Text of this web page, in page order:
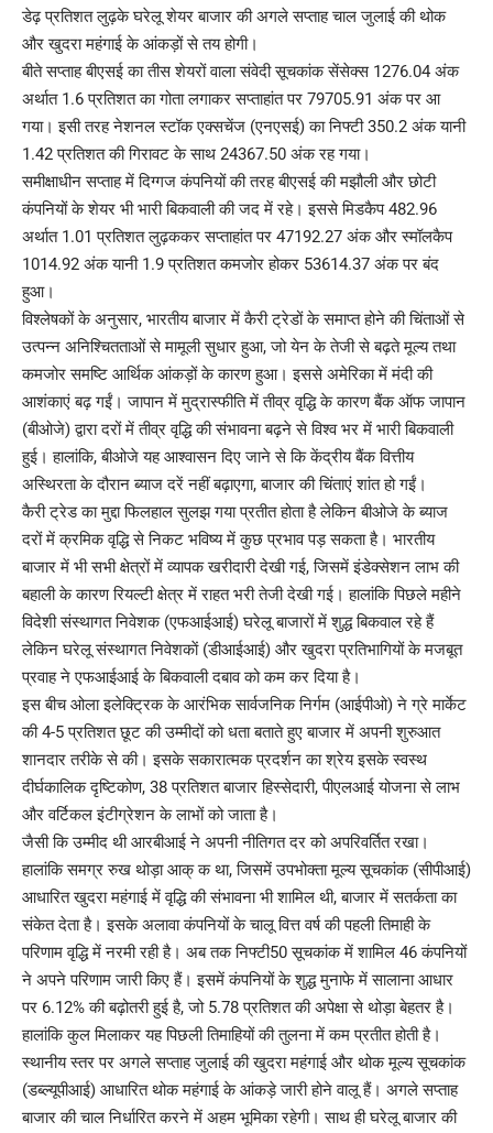
डेढ़ प्रतिशत लुढ़के घरेलू शेयर बाजार की अगले सप्ताह चाल जुलाई की थोक
और खुदरा महंगाई के आंकड़ों से तय होगी।
बीते सप्ताह बीएसई का तीस शेयरों वाला संवेदी सूचकांक सेंसेक्स 1276.04 अंक
अर्थात 1.6 प्रतिशत का गोता लगाकर सप्ताहांत पर 79705.91 अंक पर आ
गया। इसी तरह नेशनल स्टॉक एक्सचेंज (एनएसई) का निफ्टी 350.2 अंक यानी
1.42 प्रतिशत की गिरावट के साथ 24367.50 अंक रह गया।
समीक्षाधीन सप्ताह में दिग्गज कंपनियों की तरह बीएसई की मझौली और छोटी
कंपनियों के शेयर भी भारी बिकवाली की जद में रहे। इससे मिडकैप 482.96
अर्थात 1.01 प्रतिशत लुढ़ककर सप्ताहांत पर 47192.27 अंक और स्मॉलकैप
1014.92 अंक यानी 1.9 प्रतिशत कमजोर होकर 53614.37 अंक पर बंद
हुआ।
विश्लेषकों के अनुसार, भारतीय बाजार में कैरी ट्रेडों के समाप्त होने की चिंताओं से
उत्पन्न अनिश्चितताओं से मामूली सुधार हुआ, जो येन के तेजी से बढ़ते मूल्य तथा
कमजोर समष्टि आर्थिक आंकड़ों के कारण हुआ। इससे अमेरिका में मंदी की
आशंकाएं बढ़ गईं। जापान में मुद्रास्फीति में तीव्र वृद्धि के कारण बैंक ऑफ जापान
(बीओजे) द्वारा दरों में तीव्र वृद्धि की संभावना बढ़ने से विश्व भर में भारी बिकवाली
हुई। हालांकि, बीओजे यह आश्वासन दिए जाने से कि केंद्रीय बैंक वित्तीय
अस्थिरता के दौरान ब्याज दरें नहीं बढ़ाएगा, बाजार की चिंताएं शांत हो गईं।
कैरी ट्रेड का मुद्दा फिलहाल सुलझ गया प्रतीत होता है लेकिन बीओजे के ब्याज
दरों में क्रमिक वृद्धि से निकट भविष्य में कुछ प्रभाव पड़ सकता है। भारतीय
बाजार में भी सभी क्षेत्रों में व्यापक खरीदारी देखी गई, जिसमें इंडेक्सेशन लाभ की
बहाली के कारण रियल्टी क्षेत्र में राहत भरी तेजी देखी गई। हालांकि पिछले महीने
विदेशी संस्थागत निवेशक (एफआईआई) घरेलू बाजारों में शुद्ध बिकवाल रहे हैं
लेकिन घरेलू संस्थागत निवेशकाें (डीआईआई) और खुदरा प्रतिभागियों के मजबूत
प्रवाह ने एफआईआई के बिकवाली दबाव को कम कर दिया है।
इस बीच ओला इलेक्ट्रिक के आरंभिक सार्वजनिक निर्गम (आईपीओ) ने ग्रे मार्केट
की 4-5 प्रतिशत छूट की उम्मीदों को धता बताते हुए बाजार में अपनी शुरुआत
शानदार तरीके से की। इसके सकारात्मक प्रदर्शन का श्रेय इसके स्वस्थ
दीर्घकालिक दृष्टिकोण, 38 प्रतिशत बाजार हिस्सेदारी, पीएलआई योजना से लाभ
और वर्टिकल इंटीग्रेशन के लाभों को जाता है।
जैसी कि उम्मीद थी आरबीआई ने अपनी नीतिगत दर को अपरिवर्तित रखा।
हालांकि समग्र रुख थोड़ा आक् क था, जिसमें उपभोक्ता मूल्य सूचकांक (सीपीआई)
आधारित खुदरा महंगाई में वृद्धि की संभावना भी शामिल थी, बाजार में सतर्कता का
संकेत देता है। इसके अलावा कंपनियों के चालू वित्त वर्ष की पहली तिमाही के
परिणाम वृद्धि में नरमी रही है। अब तक निफ्टी50 सूचकांक में शामिल 46 कंपनियों
ने अपने परिणाम जारी किए हैं। इसमें कंपनियों के शुद्ध मुनाफे में सालाना आधार
पर 6.12% की बढ़ोतरी हुई है, जो 5.78 प्रतिशत की अपेक्षा से थोड़ा बेहतर है।
हालांकि कुल मिलाकर यह पिछली तिमाहियों की तुलना में कम प्रतीत होती है।
स्थानीय स्तर पर अगले सप्ताह जुलाई की खुदरा महंगाई और थोक मूल्य सूचकांक
(डब्ल्यूपीआई) आधारित थोक महंगाई के आंकड़े जारी होने वालू हैं। अगले सप्ताह
बाजार की चाल निर्धारित करने में अहम भूमिका रहेगी। साथ ही घरेलू बाजार की